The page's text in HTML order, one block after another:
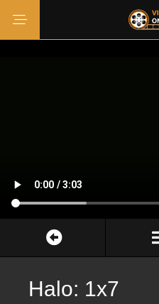
Halo: 1x7